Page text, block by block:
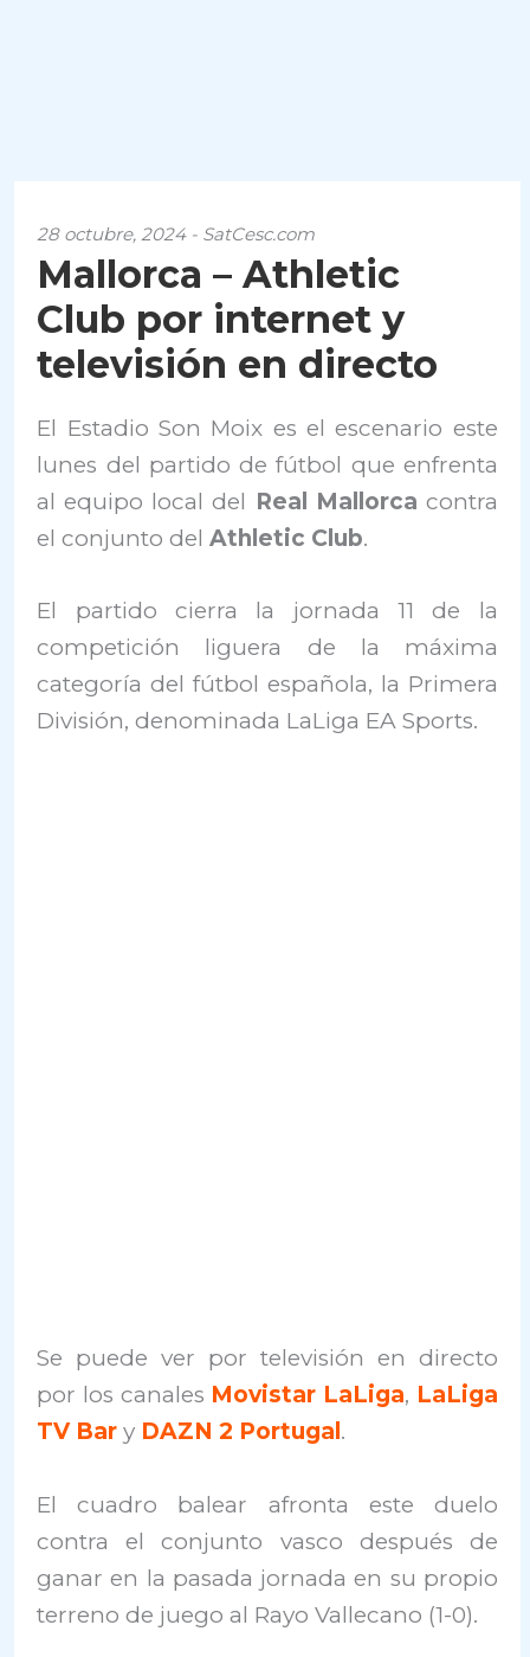
28 octubre, 2024 - SatCesc.com
Mallorca – Athletic
Club por internet y
televisión en directo
El Estadio Son Moix es el escenario este
lunes del partido de fútbol que enfrenta
al equipo local del Real Mallorca contra
el conjunto delAthletic Club.
El partido cierra la jornada 11 de la
competición liguera de la máxima
categoría del fútbol española, la Primera
División, denominada LaLiga EA Sports.
Se puede ver por televisión en directo
por los canales Movistar LaLiga, LaLiga
TV Bar y DAZN 2 Portugal .
El cuadro balear afronta este duelo
contra el conjunto vasco después de
ganar en la pasada jornada en su propio
terreno de juego al Rayo Vallecano (1-0).